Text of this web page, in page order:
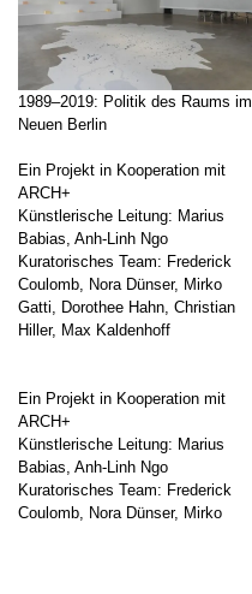
1989–2019: Politik des Raums im
Neuen Berlin
Ein Projekt in Kooperation mit
ARCH+
Künstlerische Leitung: Marius
Babias, Anh-Linh Ngo
Kuratorisches Team: Frederick
Coulomb, Nora Dünser, Mirko
Gatti, Dorothee Hahn, Christian
Hiller, Max Kaldenhoff
Ein Projekt in Kooperation mit
ARCH+
Künstlerische Leitung: Marius
Babias, Anh-Linh Ngo
Kuratorisches Team: Frederick
Coulomb, Nora Dünser, Mirko